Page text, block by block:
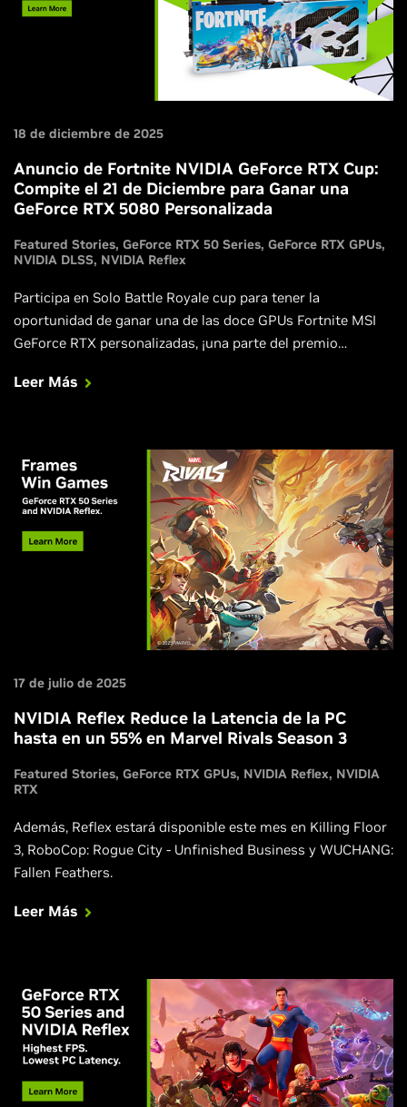
18 de diciembre de 2025
Anuncio de Fortnite NVIDIA GeForce RTX Cup:
Compite el 21 de Diciembre para Ganar una
GeForce RTX 5080 Personalizada
Featured Stories GeForce RTX 50 Series GeForce RTX GPUs
NVIDIA DLSS NVIDIA Reflex
Participa en Solo Battle Royale cup para tener la
oportunidad de ganar una de las doce GPUs Fortnite MSI
GeForce RTX personalizadas, ¡una parte del premio
del juego.
Leer Más
17 de julio de 2025
NVIDIA Reflex Reduce la Latencia de la PC
hasta en un 55% en Marvel Rivals Season 3
Featured Stories GeForce RTX GPUs NVIDIA Reflex NVIDIA
RTX
Además, Reflex estará disponible este mes en Killing Floor
3, RoboCop: Rogue City - Unfinished Business y WUCHANG:
Fallen Feathers.
Leer Más